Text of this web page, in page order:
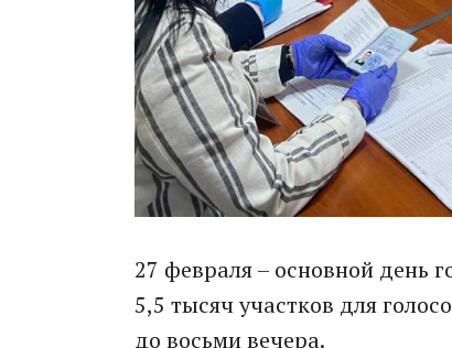
27 февраля – основной день
5,5 тысяч участков для
до восьми вечера.